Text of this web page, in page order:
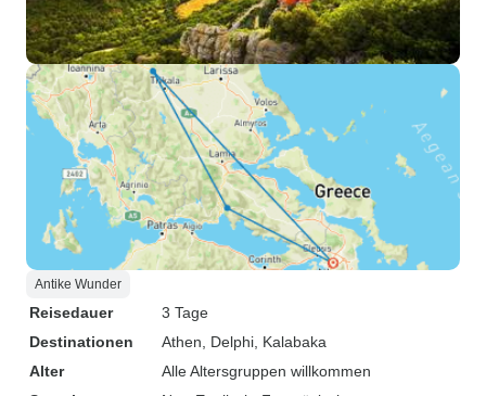
Antike Wunder
Reisedauer
3 Tage
Destinationen
Athen , Delphi , Kalabaka
Alter
Alle Altersgruppen willkommen